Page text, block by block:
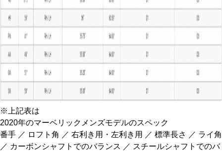
※上記表は
2020年のマーベリックメンズモデルのスペック
番手 ／ ロフト角 ／ 右利き用・左利き用 ／ 標準長さ ／ ライ角
／ カーボンシャフトでのバランス ／ スチールシャフトでのバ